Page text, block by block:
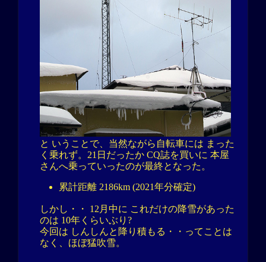
と いうことで、当然ながら自転車には まった
く乗れず。21日だったか CQ誌を買いに 本屋
さんへ乗っていったのが最終となった。
累計距離 2186km (2021年分確定)
しかし・・ 12月中に これだけの降雪があった
のは 10年くらいぶり?
今回は しんしんと降り積もる・・ってことは
なく、ほぼ猛吹雪。